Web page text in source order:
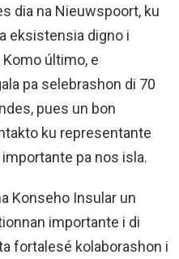
dia na Nieuwspoort, ku
eksistensia digno i
último, e
pa selebrashon di 70
pues un bon
ku representante
pa nos isla.
Konseho Insular un
importante i di
fortalesé kolaborashon i